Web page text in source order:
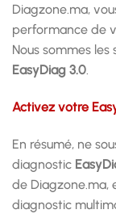
Diagzone.ma,
performance de
Nous sommes
EasyDiag 3.0.
Activez votre
En résumé, ne
diagnostic
de Diagzone.ma,
diagnostic